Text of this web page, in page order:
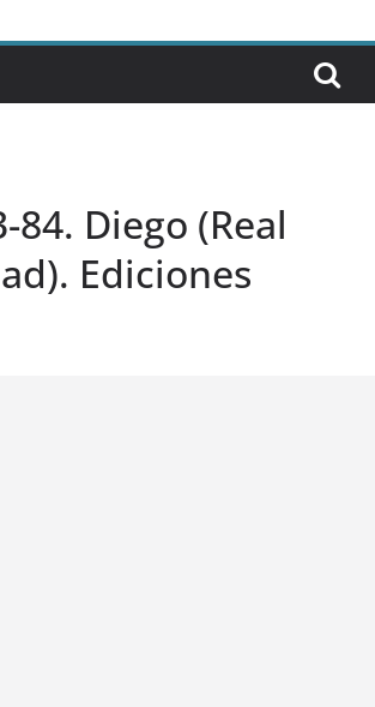
84. Diego (Real
Ediciones